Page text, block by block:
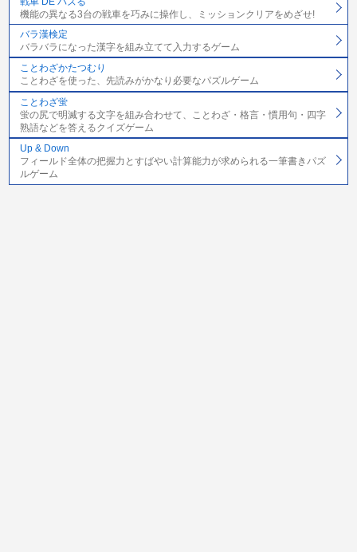
機能の異なる3台の戦車を巧みに操作し、ミッションクリアをめざせ!
バラ漢検定
バラバラになった漢字を組み立てて入力するゲーム
ことわざかたつむり
ことわざを使った、先読みがかなり必要なパズルゲーム
ことわざ蛍
蛍の尻で明滅する文字を組み合わせて、ことわざ・格言・慣用句・四字
熟語などを答えるクイズゲーム
Up & Down
フィールド全体の把握力とすばやい計算能力が求められる一筆書きパズ
ルゲーム